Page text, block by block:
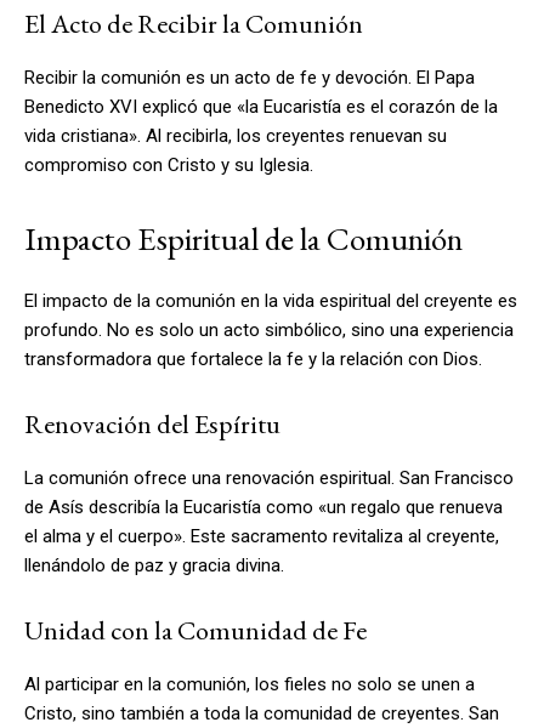
El Acto de Recibir la Comunión
Recibir la comunión es un acto de fe y devoción. El Papa
Benedicto XVI explicó que «la Eucaristía es el corazón de la
vida cristiana». Al recibirla, los creyentes renuevan su
compromiso con Cristo y su Iglesia.
Impacto Espiritual de la Comunión
El impacto de la comunión en la vida espiritual del creyente es
profundo. No es solo un acto simbólico, sino una experiencia
transformadora que fortalece la fe y la relación con Dios.
Renovación del Espíritu
La comunión ofrece una renovación espiritual. San Francisco
de Asís describía la Eucaristía como «un regalo que renueva
el alma y el cuerpo». Este sacramento revitaliza al creyente,
llenándolo de paz y gracia divina.
Unidad con la Comunidad de Fe
Al participar en la comunión, los fieles no solo se unen a
Cristo, sino también a toda la comunidad de creyentes. San